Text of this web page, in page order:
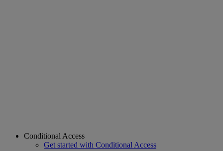
Conditional Access
Get started with Conditional Access